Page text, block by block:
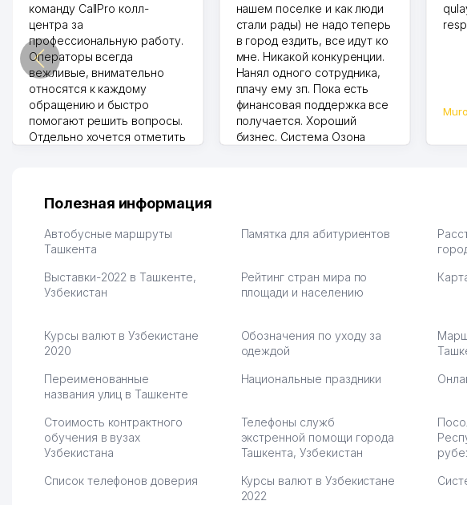
команду CallPro колл-
центра за
профессиональную работу.
Операторы всегда
вежливые, внимательно
относятся к каждому
обращению и быстро
помогают решить вопросы.
Отдельно хочется отметить
их работе значительно
обслуживания клиентов.
Рекомендую этот колл-
партнера для бизнеса.
Vip Brand 31.07.2026 11:43:39
нашем поселке и как люди
стали рады) не надо теперь
в город ездить, все идут ко
мне. Никакой конкуренции.
Нанял одного сотрудника,
плачу ему зп. Пока есть
финансовая поддержка все
получается. Хороший
бизнес. Система Озона
тут у нас уже есть ПВЗ.
Марат 27.07.2026 08:00:37
Полезная информация
Автобусные маршруты
Ташкента
Памятка для абитуриентов
Выставки-2022 в Ташкенте,
Узбекистан
Рейтинг стран мира по
площади и населению
Курсы валют в Узбекистане
2020
Обозначения по уходу за
одеждой
Переименованные
названия улиц в Ташкенте
Национальные праздники
Стоимость контрактного
обучения в вузах
Узбекистана
Телефоны служб
экстренной помощи города
Ташкента, Узбекистан
Список телефонов доверия
Курсы валют в Узбекистане
2022